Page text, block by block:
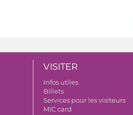
VISITER
Infos utiles
Billets
Services pour les visiteurs
MIC card